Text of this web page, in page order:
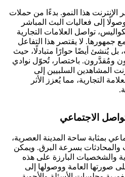
الإنترنت هذا النمو. بدءًا من حملات
إلى فعاليات البث المباشر
تواصل العلامات التجارية
جمهورها. لا يقتصر هذا التفاعل
بل يُنشئ أيضًا حوارًا متبادلًا، حيث
ومُقدَّرون. باختصار، تُحوّل نوادي
المشاهدين السلبيين إلى
التجارية، مما يُعزز الأثر
الاجتماعي
بمثابة ساحة المدينة العصرية،
والمحادثات بسرعة البرق. ويمكن
والشخصيات البارزة على هذه
صورتها العامة ووصولها إلى